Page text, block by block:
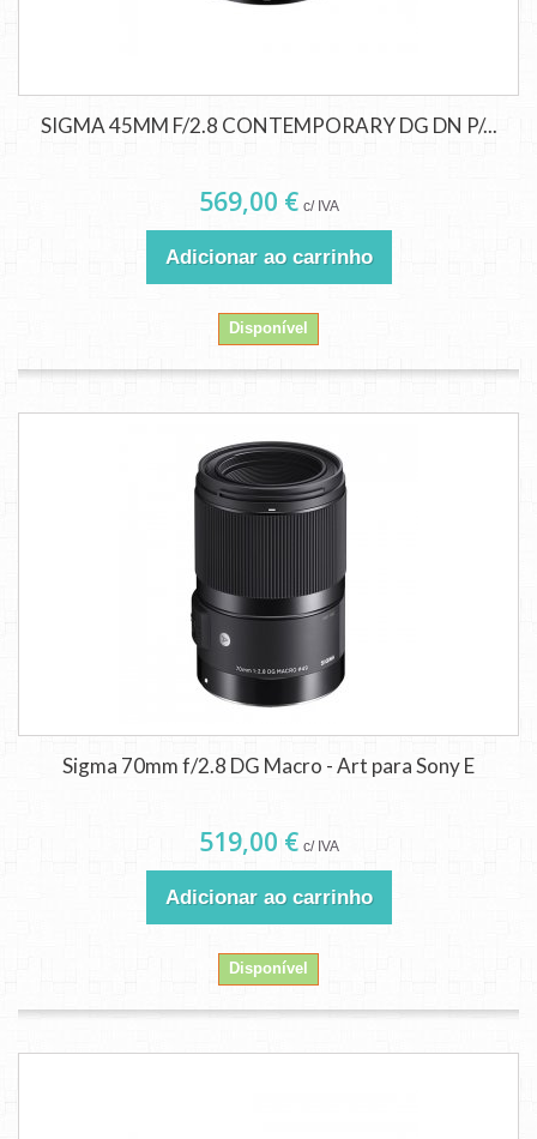
SIGMA 45MM F/2.8 CONTEMPORARY DG DN P/...
569,00 € c/ IVA
Adicionar ao carrinho
Disponível
Sigma 70mm f/2.8 DG Macro - Art para Sony E
519,00 € c/ IVA
Adicionar ao carrinho
Disponível